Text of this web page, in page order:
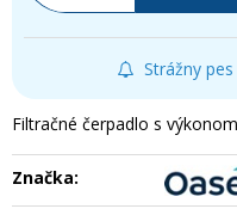
Strážny pes
Filtračné čerpadlo s
Značka: